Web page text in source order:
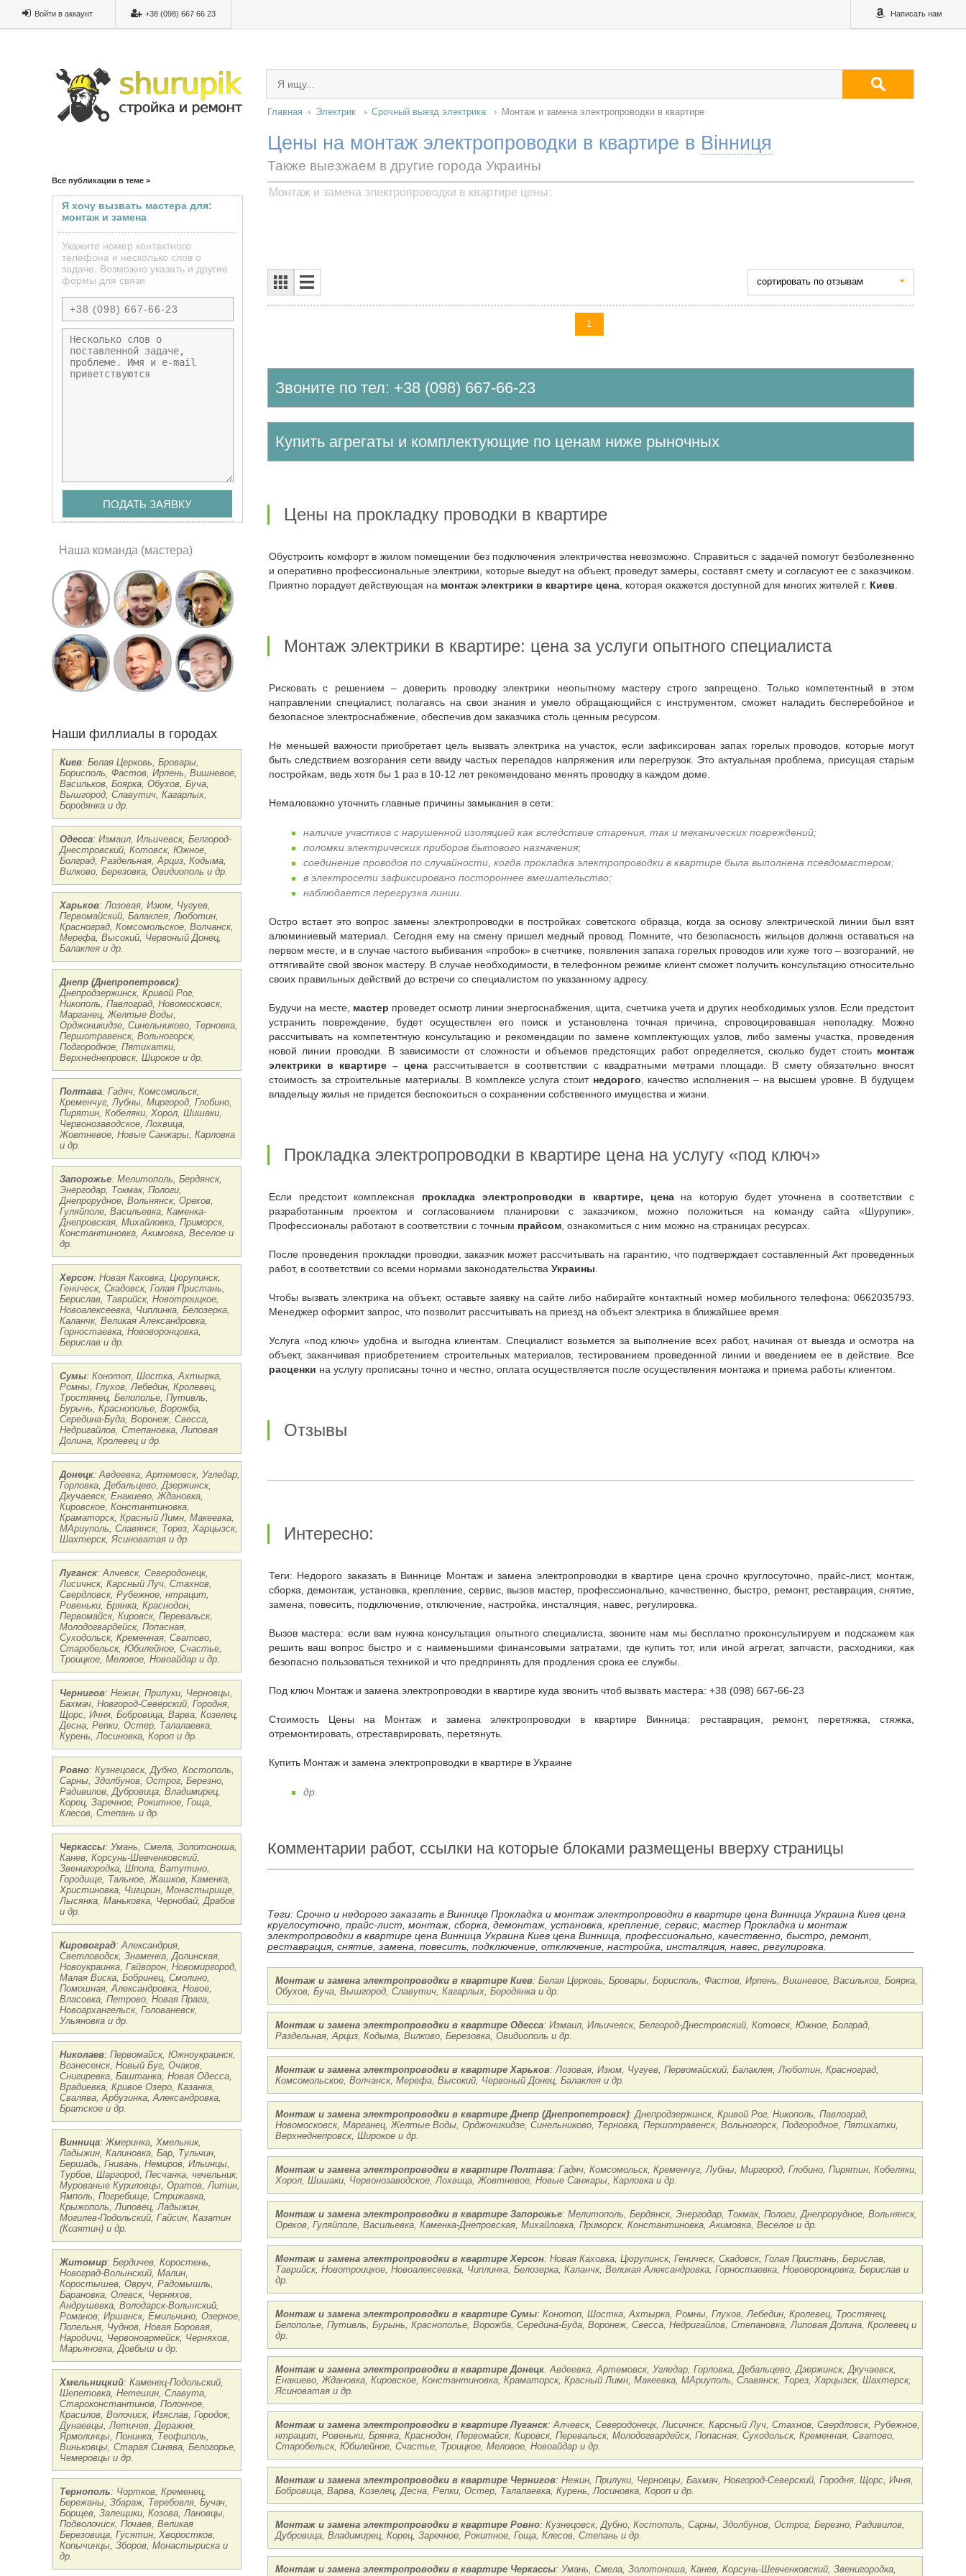
Войти в аккаунт +38 (098) 667 66 23 Написать нам
Главная Электрик Срочный выезд электрика Монтаж и замена электропроводки в квартире
Цены на монтаж электропроводки в квартире в Вінниця
Все публикации в теме >
Я хочу вызвать мастера для:
монтаж и замена
под ключ
Укажите номер контактного
телефона и несколько слов о
задаче. Возможно указать и другие
формы для связи
Наша команда (мастера)
Наши филлиалы в городах
Киев: Белая Церковь, Бровары,
Борисполь, Фастов, Ирпень, Вишневое,
Васильков, Боярка, Обухов, Буча,
Вышгород, Славутич, Кагарлых,
Бородянка и др.
Одесса: Измаил, Ильичевск, Белгород-
Днестровский, Котовск, Южное,
Болград, Раздельная, Арциз, Кодыма,
Вилково, Березовка, Овидиополь и др.
Харьков: Лозовая, Изюм, Чугуев,
Первомайский, Балаклея, Люботин,
Красноград, Комсомольское, Волчанск,
Мерефа, Высокий, Червоный Донец,
Балаклея и др.
Днепр (Днепропетровск):
Днепродзержинск, Кривой Рог,
Никополь, Павлоград, Новомосковск,
Марганец, Желтые Воды,
Орджоникидзе, Синельниково, Терновка,
Першотравенск, Вольногорск,
Подгородное, Пятихатки,
Верхнеднепровск, Широкое и др.
Полтава: Гадяч, Комсомольск,
Кременчуг, Лубны, Миргород, Глобино,
Пирятин, Кобеляки, Хорол, Шишаки,
Червонозаводское, Лохвица,
Жовтневое, Новые Санжары, Карловка
и др.
Запорожье: Мелитополь, Бердянск,
Энергодар, Токмак, Пологи,
Днепрорудное, Вольнянск, Орехов,
Гуляйполе, Васильевка, Каменка-
Днепровская, Михайловка, Приморск,
Константиновка, Акимовка, Веселое и
др.
Херсон: Новая Каховка, Цюрупинск,
Геническ, Скадовск, Голая Пристань,
Берислав, Таврийск, Новотроицкое,
Новоалексеевка, Чиплинка, Белозерка,
Каланчк, Великая Александровка,
Горностаевка, Нововоронцовка,
Берислав и др.
Сумы: Конотоп, Шостка, Ахтырка,
Ромны, Глухов, Лебедин, Кролевец,
Тростянец, Белополье, Путивль,
Бурынь, Краснополье, Ворожба,
Середина-Буда, Воронеж, Свесса,
Недригайлов, Степановка, Липовая
Долина, Кролевец и др.
Донецк: Авдеевка, Артемовск, Угледар,
Горловка, Дебальцево, Дзержинск,
Дкучаевск, Енакиево, Ждановка,
Кировское, Константиновка,
Краматорск, Красный Лимн, Макеевка,
МАриуполь, Славянск, Торез, Харцызск,
Шахтерск, Ясиноватая и др.
Луганск: Алчевск, Северодонецк,
Лисичнск, Карсный Луч, Стахнов,
Свердловск, Рубежное, нтрацит,
Ровеньки, Брянка, Краснодон,
Первомайск, Кировск, Перевальск,
Молодогвардейск, Попасная,
Суходольск, Кременная, Сватово,
Старобельск, Юбилейное, Счастье,
Троицкое, Меловое, Новоайдар и др.
Чернигов: Нежин, Прилуки, Черновцы,
Бахмач, Новгород-Северский, Городня,
Щорс, Ичня, Бобровица, Варва, Козелец,
Десна, Репки, Остер, Талалаевка,
Курень, Лосиновка, Короп и др.
Ровно: Кузнецовск, Дубно, Костополь,
Сарны, Здолбунов, Острог, Березно,
Радивилов, Дубровица, Владимирец,
Корец, Заречное, Рокитное, Гоща,
Клесов, Степань и др.
Черкассы: Умань, Смела, Золотоноша,
Канев, Корсунь-Шевченковский,
Звенигородка, Шпола, Ватутино,
Городище, Тальное, Жашков, Каменка,
Христиновка, Чигирин, Монастырище,
Лысянка, Маньковка, Чернобай, Драбов
и др.
Кировоград: Александрия,
Светловодск, Знаменка, Долинская,
Новоукраинка, Гайворон, Новомиргород,
Малая Виска, Бобринец, Смолино,
Помошная, Александровка, Новое,
Власовка, Петрово, Новая Прага,
Новоархангельск, Голованевск,
Ульяновка и др.
Николаев: Первомайск, Южноукраинск,
Вознесенск, Новый Буг, Очаков,
Снигиревка, Баштанка, Новая Одесса,
Врадиевка, Кривое Озеро, Казанка,
Свалява, Арбузинка, Александровка,
Братское и др.
Винница: Жмеринка, Хмельник,
Ладыжин, Калиновка, Бар, Тульчин,
Бершадь, Гнивань, Немиров, Ильинцы,
Турбов, Шаргород, Песчанка, чечельник,
Мурованые Куриловцы, Оратов, Литин,
Ямполь, Погребище, Стрижавка,
Крыжополь, Липовец, Ладыжин,
Могилев-Подольский, Гайсин, Казатин
(Козятин) и др.
Житомир: Бердичев, Коростень,
Новоград-Волынский, Малин,
Коростышев, Овруч, Радомышль,
Барановка, Олевск, Черняхов,
Андрушевка, Володарск-Волынский,
Романов, Иршанск, Емильчино, Озерное,
Попельня, Чуднов, Новая Боровая,
Народичи, Червоноармейск, Черняхов,
Марьяновка, Довбыш и др.
Хмельницкий: Каменец-Подольский,
Шепетовка, Нетешин, Славута,
Староконстантинов, Полонное,
Красилов, Волочиск, Изяслав, Городок,
Дунаевцы, Летичев, Деражня,
Ярмолинцы, Понинка, Теофиполь,
Виньковцы, Старая Синява, Белогорье,
Чемеровцы и др.
Тернополь: Чортков, Кременец,
Бережаны, Збараж, Теребовля, Бучач,
Борщев, Залещики, Козова, Лановцы,
Подволочиск, Почаев, Великая
Березовица, Гусятин, Хворостков,
Копычинцы, Зборов, Монастыриска и
др.
Также выезжаем в другие города Украины
Монтаж и замена электропроводки в квартире цены:
cортировать по отзывам
1
Звоните по тел: +38 (098) 667-66-23
Купить агрегаты и комплектующие по ценам ниже рыночных
Цены на прокладку проводки в квартире
Обустроить комфорт в жилом помещении без подключения электричества невозможно. Справиться с задачей помогут безболезненно
и оперативно профессиональные электрики, которые выедут на объект, проведут замеры, составят смету и согласуют ее с заказчиком.
Приятно порадует действующая на монтаж электрики в квартире цена, которая окажется доступной для многих жителей г. Киев.
Монтаж электрики в квартире: цена за услуги опытного специалиста
Рисковать с решением – доверить проводку электрики неопытному мастеру строго запрещено. Только компетентный в этом
направлении специалист, полагаясь на свои знания и умело обращающийся с инструментом, сможет наладить бесперебойное и
безопасное электроснабжение, обеспечив дом заказчика столь ценным ресурсом.
Не меньшей важности приобретает цель вызвать электрика на участок, если зафиксирован запах горелых проводов, которые могут
быть следствием возгорания сети ввиду частых перепадов напряжения или перегрузок. Это актуальная проблема, присущая старым
постройкам, ведь хотя бы 1 раз в 10-12 лет рекомендовано менять проводку в каждом доме.
Немаловажно уточнить главные причины замыкания в сети:
наличие участков с нарушенной изоляцией как вследствие старения, так и механических повреждений;
поломки электрических приборов бытового назначения;
соединение проводов по случайности, когда прокладка электропроводки в квартире была выполнена псевдомастером;
в электросети зафиксировано постороннее вмешательство;
наблюдается перегрузка линии.
Остро встает это вопрос замены электропроводки в постройках советского образца, когда за основу электрической линии был взят
алюминиевый материал. Сегодня ему на смену пришел медный провод. Помните, что безопасность жильцов должна оставаться на
первом месте, и в случае частого выбивания «пробок» в счетчике, появления запаха горелых проводов или хуже того – возгораний, не
оттягивайте свой звонок мастеру. В случае необходимости, в телефонном режиме клиент сможет получить консультацию относительно
своих правильных действий до встречи со специалистом по указанному адресу.
Будучи на месте, мастер проведет осмотр линии энергоснабжения, щита, счетчика учета и других необходимых узлов. Если предстоит
устранить повреждение, будет осуществлен его поиск и установлена точная причина, спровоцировавшая неполадку. Можно
рассчитывать на компетентную консультацию и рекомендации по замене комплектующих узлов, либо замены участка, проведения
новой линии проводки. В зависимости от сложности и объемов предстоящих работ определяется, сколько будет стоить монтаж
электрики в квартире – цена рассчитывается в соответствии с квадратными метрами площади. В смету обязательно вносят
стоимость за строительные материалы. В комплексе услуга стоит недорого, качество исполнения – на высшем уровне. В будущем
владельцу жилья не придется беспокоиться о сохранении собственного имущества и жизни.
Прокладка электропроводки в квартире цена на услугу «под ключ»
Если предстоит комплексная прокладка электропроводки в квартире, ценана которую будет уточнена в соответствии с
разработанным проектом и согласованием планировки с заказчиком, можно положиться на команду сайта «Шурупик».
Профессионалы работают в соответствии с точным прайсом, ознакомиться с ним можно на страницах ресурсах.
После проведения прокладки проводки, заказчик может рассчитывать на гарантию, что подтверждает составленный Акт проведенных
работ, в соответствии со всеми нормами законодательства Украины.
Чтобы вызвать электрика на объект, оставьте заявку на сайте либо набирайте контактный номер мобильного телефона: 0662035793.
Менеджер оформит запрос, что позволит рассчитывать на приезд на объект электрика в ближайшее время.
Услуга «под ключ» удобна и выгодна клиентам. Специалист возьмется за выполнение всех работ, начиная от выезда и осмотра на
объект, заканчивая приобретением строительных материалов, тестированием проведенной линии и введением ее в действие. Все
расценки на услугу прописаны точно и честно, оплата осуществляется после осуществления монтажа и приема работы клиентом.
отзывы
Интересно:
Теги: Недорого заказать в Виннице Монтаж и замена электропроводки в квартире цена срочно круглосуточно, прайс-лист, монтаж,
сборка, демонтаж, установка, крепление, сервис, вызов мастер, профессионально, качественно, быстро, ремонт, реставрация, снятие,
замена, повесить, подключение, отключение, настройка, инсталяция, навес, регулировка.
Вызов мастера: если вам нужна консультация опытного специалиста, звоните нам мы бесплатно проконсультируем и подскажем как
решить ваш вопрос быстро и с наименьшими финансовыми затратами, где купить тот, или иной агрегат, запчасти, расходники, как
безопасно пользоваться техникой и что предпринять для продления срока ее службы.
Под ключ Монтаж и замена электропроводки в квартире куда звонить чтоб вызвать мастера: +38 (098) 667-66-23
Стоимость Цены на Монтаж и замена электропроводки в квартире Винница: реставрация, ремонт, перетяжка, стяжка,
отремонтировать, отреставрировать, перетянуть.
Купить Монтаж и замена электропроводки в квартире в Украине
др.
Комментарии работ, ссылки на которые блоками размещены вверху страницы
Теги: Срочно и недорого заказать в Виннице Прокладка и монтаж электропроводки в квартире цена Винница Украина Киев цена
круглосуточно, прайс-лист, монтаж, сборка, демонтаж, установка, крепление, сервис, мастер Прокладка и монтаж
электропроводки в квартире цена Винница Украина Киев цена Винница, профессионально, качественно, быстро, ремонт,
реставрация, снятие, замена, повесить, подключение, отключение, настройка, инсталяция, навес, регулировка.
Монтаж и замена электропроводки в квартире Киев: Белая Церковь, Бровары, Борисполь, Фастов, Ирпень, Вишневое, Васильков, Боярка,
Обухов, Буча, Вышгород, Славутич, Кагарлых, Бородянка и др.
Монтаж и замена электропроводки в квартире Одесса: Измаил, Ильичевск, Белгород-Днестровский, Котовск, Южное, Болград,
Раздельная, Арциз, Кодыма, Вилково, Березовка, Овидиополь и др.
Монтаж и замена электропроводки в квартире Харьков: Лозовая, Изюм, Чугуев, Первомайский, Балаклея, Люботин, Красноград,
Комсомольское, Волчанск, Мерефа, Высокий, Червоный Донец, Балаклея и др.
Монтаж и замена электропроводки в квартире Днепр (Днепропетровск): Днепродзержинск, Кривой Рог, Никополь, Павлоград,
Новомосковск, Марганец, Желтые Воды, Орджоникидзе, Синельниково, Терновка, Першотравенск, Вольногорск, Подгородное, Пятихатки,
Верхнеднепровск, Широкое и др.
Монтаж и замена электропроводки в квартире Полтава: Гадяч, Комсомольск, Кременчуг, Лубны, Миргород, Глобино, Пирятин, Кобеляки,
Хорол, Шишаки, Червонозаводское, Лохвица, Жовтневое, Новые Санжары, Карловка и др.
Монтаж и замена электропроводки в квартире Запорожье: Мелитополь, Бердянск, Энергодар, Токмак, Пологи, Днепрорудное, Вольнянск,
Орехов, Гуляйполе, Васильевка, Каменка-Днепровская, Михайловка, Приморск, Константиновка, Акимовка, Веселое и др.
Монтаж и замена электропроводки в квартире Херсон: Новая Каховка, Цюрупинск, Геническ, Скадовск, Голая Пристань, Берислав,
Таврийск, Новотроицкое, Новоалексеевка, Чиплинка, Белозерка, Каланчк, Великая Александровка, Горностаевка, Нововоронцовка, Берислав и
др.
Монтаж и замена электропроводки в квартире Сумы: Конотоп, Шостка, Ахтырка, Ромны, Глухов, Лебедин, Кролевец, Тростянец,
Белополье, Путивль, Бурынь, Краснополье, Ворожба, Середина-Буда, Воронеж, Свесса, Недригайлов, Степановка, Липовая Долина, Кролевец и
др.
Монтаж и замена электропроводки в квартире Донецк: Авдеевка, Артемовск, Угледар, Горловка, Дебальцево, Дзержинск, Дкучаевск,
Енакиево, Ждановка, Кировское, Константиновка, Краматорск, Красный Лимн, Макеевка, МАриуполь, Славянск, Торез, Харцызск, Шахтерск,
Ясиноватая и др.
Монтаж и замена электропроводки в квартире Луганск: Алчевск, Северодонецк, Лисичнск, Карсный Луч, Стахнов, Свердловск, Рубежное,
нтрацит, Ровеньки, Брянка, Краснодон, Первомайск, Кировск, Перевальск, Молодогвардейск, Попасная, Суходольск, Кременная, Сватово,
Старобельск, Юбилейное, Счастье, Троицкое, Меловое, Новоайдар и др.
Монтаж и замена электропроводки в квартире Чернигов: Нежин, Прилуки, Черновцы, Бахмач, Новгород-Северский, Городня, Щорс, Ичня,
Бобровица, Варва, Козелец, Десна, Репки, Остер, Талалаевка, Курень, Лосиновка, Короп и др.
Монтаж и замена электропроводки в квартире Ровно: Кузнецовск, Дубно, Костополь, Сарны, Здолбунов, Острог, Березно, Радивилов,
Дубровица, Владимирец, Корец, Заречное, Рокитное, Гоща, Клесов, Степань и др.
Монтаж и замена электропроводки в квартире Черкассы: Умань, Смела, Золотоноша, Канев, Корсунь-Шевченковский, Звенигородка,